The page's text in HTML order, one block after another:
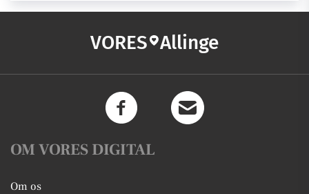
VORES Allinge
OM VORES DIGITAL
Om os